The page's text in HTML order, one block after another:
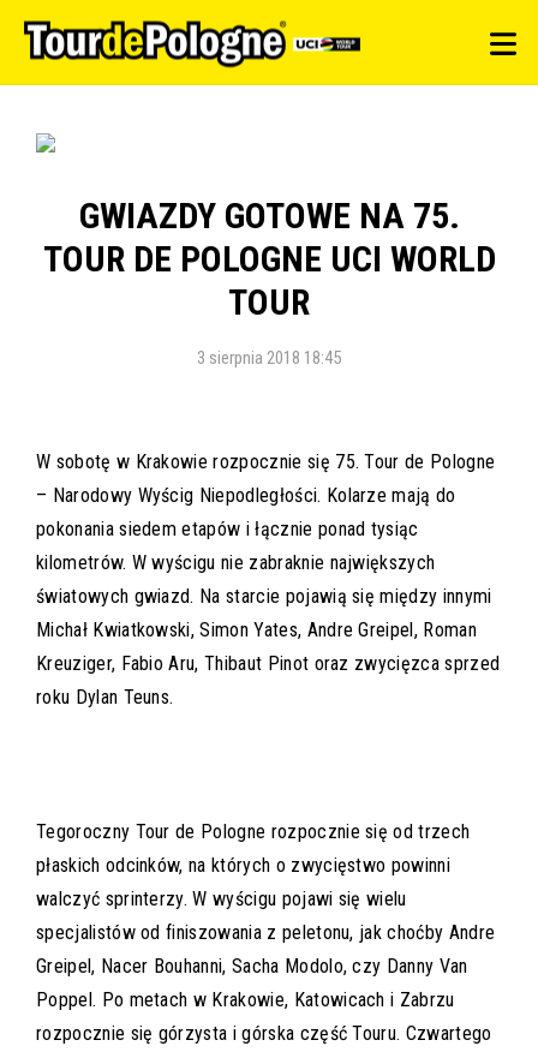
GWIAZDY GOTOWE NA 75.
TOUR DE POLOGNE UCI WORLD
TOUR
3 sierpnia 2018 18:45
W sobotę w Krakowie rozpocznie się 75. Tour de Pologne
– Narodowy Wyścig Niepodległości. Kolarze mają do
pokonania siedem etapów i łącznie ponad tysiąc
kilometrów. W wyścigu nie zabraknie największych
światowych gwiazd. Na starcie pojawią się między innymi
Michał Kwiatkowski, Simon Yates, Andre Greipel, Roman
Kreuziger, Fabio Aru, Thibaut Pinot oraz zwycięzca sprzed
roku Dylan Teuns.
Tegoroczny Tour de Pologne rozpocznie się od trzech
płaskich odcinków, na których o zwycięstwo powinni
walczyć sprinterzy. W wyścigu pojawi się wielu
specjalistów od finiszowania z peletonu, jak choćby Andre
Greipel, Nacer Bouhanni, Sacha Modolo, czy Danny Van
Poppel. Po metach w Krakowie, Katowicach i Zabrzu
rozpocznie się górzysta i górska część Touru. Czwartego